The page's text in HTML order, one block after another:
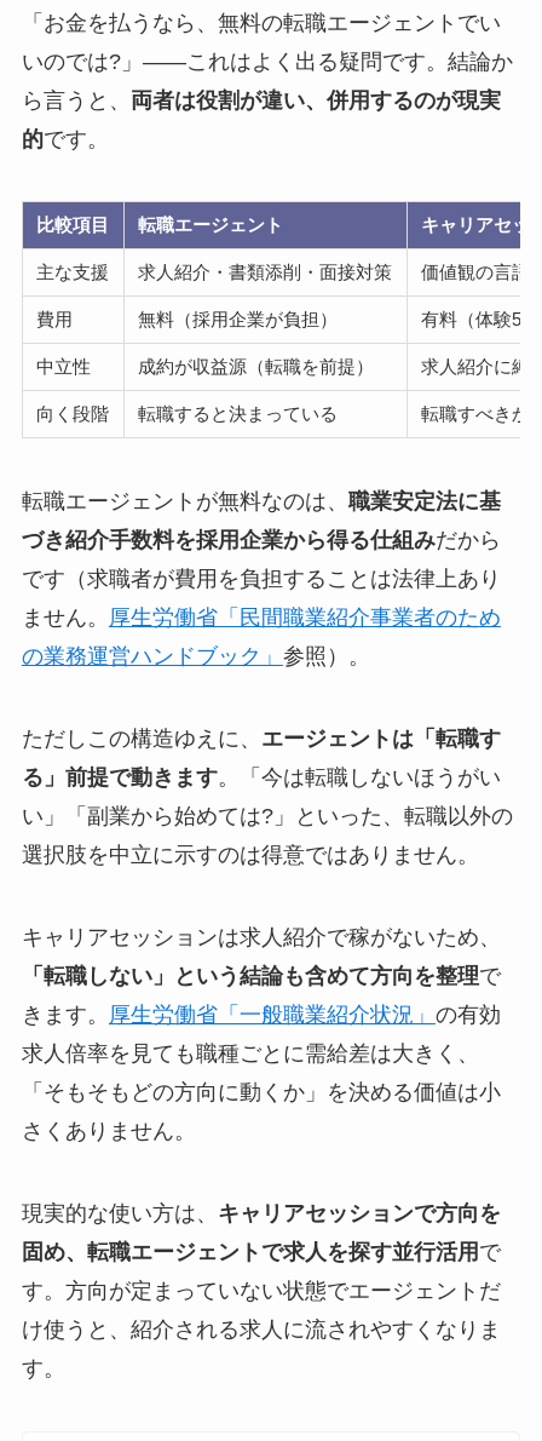
「お金を払うなら、無料の転職エージェントでい
いのでは?」——これはよく出る疑問です。結論か
ら言うと、 両者は役割が違い、併用するのが現実
的です。
比較項目 転職エージェント キャリアセッ
主な支援 求人紹介・書類添削・面接対策 価値観の言語
費用 無料（採用企業が負担） 有料（体験
中立性 成約が収益源（転職を前提） 求人紹介に縛
向く段階 転職すると決まっている 転職すべきか
転職エージェントが無料なのは、 職業安定法に基
づき紹介手数料を採用企業から得る仕組みだから
です（求職者が費用を負担することは法律上あり
ません。 厚生労働省「民間職業紹介事業者のため
の業務運営ハンドブック」 参照）。
ただしこの構造ゆえに、 エージェントは「転職す
る」前提で動きます。「今は転職しないほうがい
い」「副業から始めては?」といった、転職以外の
選択肢を中立に示すのは得意ではありません。
キャリアセッションは求人紹介で稼がないため、
「転職しない」という結論も含めて方向を整理で
きます。
厚生労働省「一般職業紹介状況」 の有効
求人倍率を見ても職種ごとに需給差は大きく、
「そもそもどの方向に動くか」を決める価値は小
さくありません。
現実的な使い方は、 キャリアセッションで方向を
固め、転職エージェントで求人を探す並行活用 で
す。方向が定まっていない状態でエージェントだ
け使うと、紹介される求人に流されやすくなりま
す。